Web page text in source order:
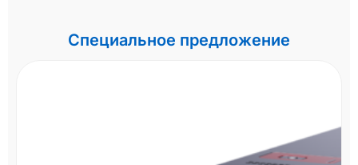
Специальное предложение